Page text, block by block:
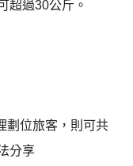
超過30公斤。
劃位旅客，則可共
分享